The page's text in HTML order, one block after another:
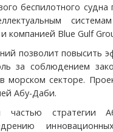
беспилотного
компанией Blue Gulf
позволит повысить
за соблюдением
морском секторе.
Абу-Даби.
частью стратегии